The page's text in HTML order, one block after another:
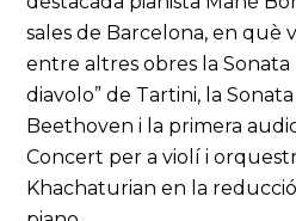
sales de Barcelona, en què
entre altres obres la Sonata
diavolo” de Tartini, la
Beethoven i la primera
Concert per a violí i
Khachaturian en la